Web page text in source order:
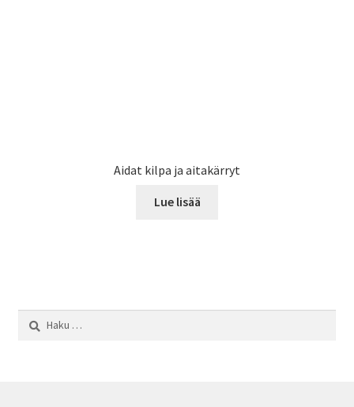
Aidat kilpa ja aitakärryt
Lue lisää
Haku: